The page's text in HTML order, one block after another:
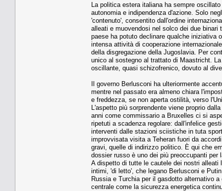
La politica estera italiana ha sempre
autonomia e indipendenza d'azione. Solo
'contenuto', consentito dall'ordine
alleati e muovendosi nel solco dei due
paese ha potuto declinare qualche iniziativa
intensa attività di cooperazione
della disgregazione della Jugoslavia. Per
unico al sostegno al trattato di Maastricht.
oscillante, quasi schizofrenico, dovuto al
Il governo Berlusconi ha ulteriormente
mentre nel passato era almeno chiara
e freddezza, se non aperta ostilità, verso
L'aspetto più sorprendente viene proprio
anni come commissario a Bruxelles ci si
ripetuti a scadenza regolare: dall'infelice
interventi dalle stazioni sciistiche in tuta
improvvisata visita a Teheran fuori da
gravi, quelle di indirizzo politico. È qui che
dossier russo è uno dei più preoccupanti
A dispetto di tutte le cautele dei nostri alleati
intimi, 'di letto', che legano Berlusconi e
Russia e Turchia per il gasdotto alternativo
centrale come la sicurezza energetica